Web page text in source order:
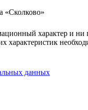
«Сколково»
характер и
характеристик
данных